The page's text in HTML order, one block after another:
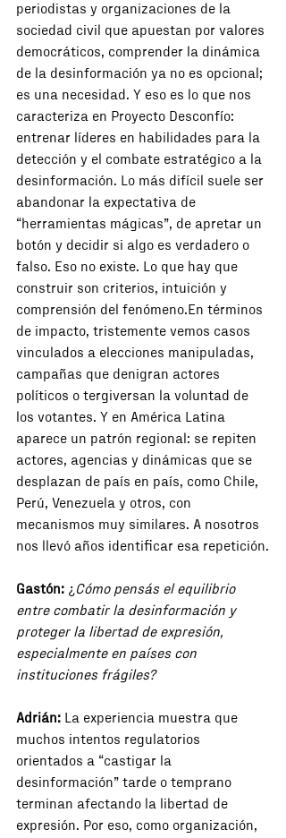
periodistas y organizaciones de la
sociedad civil que apuestan por valores
democráticos, comprender la dinámica
de la desinformación ya no es opcional;
es una necesidad. Y eso es lo que nos
caracteriza en Proyecto Desconfío:
entrenar líderes en habilidades para la
detección y el combate estratégico a la
desinformación. Lo más difícil suele ser
abandonar la expectativa de
“herramientas mágicas”, de apretar un
botón y decidir si algo es verdadero o
falso. Eso no existe. Lo que hay que
construir son criterios, intuición y
comprensión del fenómeno.En términos
de impacto, tristemente vemos casos
vinculados a elecciones manipuladas,
campañas que denigran actores
políticos o tergiversan la voluntad de
los votantes. Y en América Latina
aparece un patrón regional: se repiten
actores, agencias y dinámicas que se
desplazan de país en país, como Chile,
Perú, Venezuela y otros, con
mecanismos muy similares. A nosotros
nos llevó años identificar esa repetición.
Gastón: ¿ Cómo pensás el equilibrio
entre combatir la desinformación y
proteger la libertad de expresión,
especialmente en países con
instituciones frágiles?
Adrián: La experiencia muestra que
muchos intentos regulatorios
orientados a “castigar la
desinformación” tarde o temprano
terminan afectando la libertad de
expresión. Por eso, como organización,